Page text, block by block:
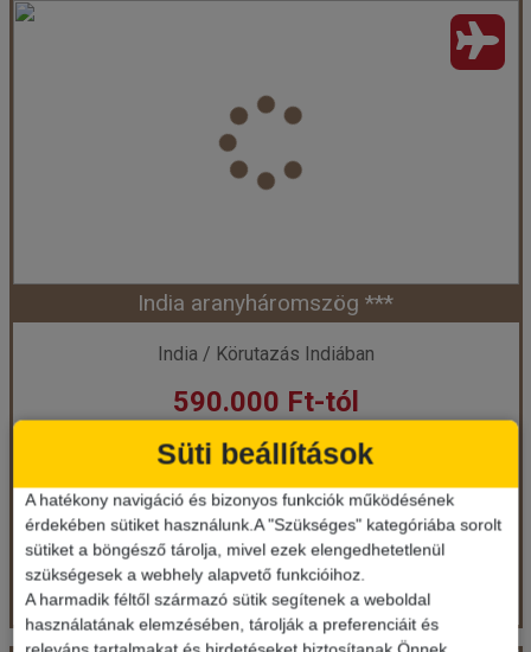
India aranyháromszög ***
India / Körutazás Indiában
590.000 Ft-tól
Ellátás: leírás szerint
Időpontok és árak
Bőröndbe
Süti beállítások
A hatékony navigáció és bizonyos funkciók működésének
érdekében sütiket használunk.A "Szükséges" kategóriába sorolt
sütiket a böngésző tárolja, mivel ezek elengedhetetlenül
szükségesek a webhely alapvető funkcióihoz.
A harmadik féltől származó sütik segítenek a weboldal
használatának elemzésében, tárolják a preferenciáit és